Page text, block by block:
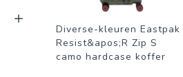
Diverse-kleuren Eastpak
Resist&apos;R Zip S
camo hardcase koffer